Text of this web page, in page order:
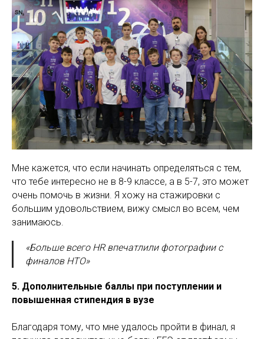
Мне кажется, что если начинать определяться с тем,
что тебе интересно не в 8-9 классе, а в 5-7, это может
очень помочь в жизни. Я хожу на стажировки с
большим удовольствием, вижу смысл во всем, чем
занимаюсь.
«Больше всего HR впечатлили фотографии с
финалов НТО»
5. Дополнительные баллы при поступлении и
повышенная стипендия в вузе
Благодаря тому, что мне удалось пройти в финал, я